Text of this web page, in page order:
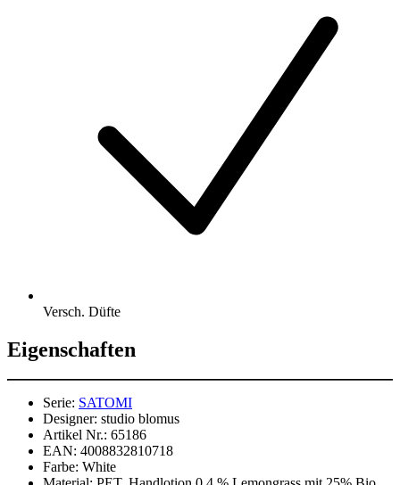
Versch. Düfte
Eigenschaften
Serie: SATOMI
Designer: studio blomus
Artikel Nr.: 65186
EAN: 4008832810718
Farbe: White